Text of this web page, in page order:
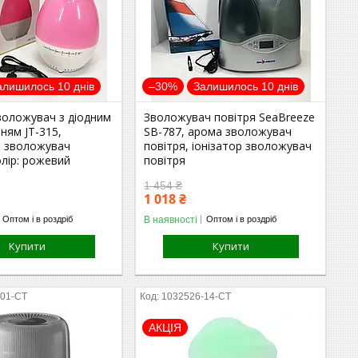
10 днів
з діодним
JT-315,
зволожувач
рожевий
Оптом і в роздріб
Купити
–30% Залишилось 10 днів
Зволожувач повітря SeaBreeze
SB-787, арома зволожувач
повітря, іонізатор зволожувач
повітря
1 454 ₴
1 018 ₴
В наявності Оптом і в роздріб
Купити
СТ 1032526-14-СТ
АКЦІЯ